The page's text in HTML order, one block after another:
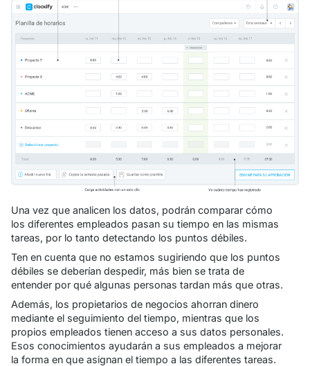
Una vez que analicen los datos, podrán comparar cómo
los diferentes empleados pasan su tiempo en las mismas
tareas, por lo tanto detectando los puntos débiles.
Ten en cuenta que no estamos sugiriendo que los puntos
débiles se deberían despedir, más bien se trata de
entender por qué algunas personas tardan más que otras.
Además, los propietarios de negocios ahorran dinero
mediante el seguimiento del tiempo, mientras que los
propios empleados tienen acceso a sus datos personales.
Esos conocimientos ayudarán a sus empleados a mejorar
la forma en que asignan el tiempo a las diferentes tareas.